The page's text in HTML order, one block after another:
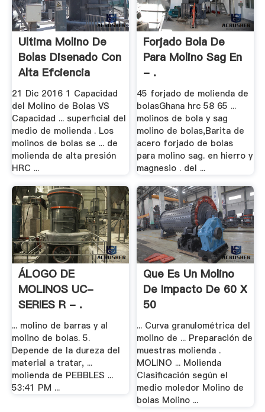
Ultima Molino De
Bolas Disenado Con
Alta Efciencia
21 Dic 2016 1 Capacidad
del Molino de Bolas VS
Capacidad ... superficial del
medio de molienda . Los
molinos de bolas se ... de
molienda de alta presión
HRC ...
Forjado Bola De
Para Molino Sag En
- .
45 forjado de molienda de
bolasGhana hrc 58 65 ...
molinos de bola y sag
molino de bolas,Barita de
acero forjado de bolas
para molino sag. en hierro y
magnesio . del ...
ÁLOGO DE
MOLINOS UC-
SERIES R - .
... molino de barras y al
molino de bolas. 5.
Depende de la dureza del
material a tratar, ...
molienda de PEBBLES ...
53:41 PM ...
Que Es Un Molino
De Impacto De 60 X
50
... Curva granulométrica del
molino de ... Preparación de
muestras molienda .
MOLINO ... Molienda
Clasificación según el
medio moledor Molino de
bolas Molino ...